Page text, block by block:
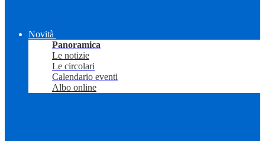
Novità
Panoramica
Le notizie
Le circolari
Calendario eventi
Albo online